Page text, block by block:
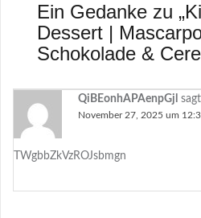
Ein Gedanke zu „
Dessert |
Schokolade &
QiBEonhAPAenpGjl
November 27, 2025 um
TWgbbZkVzROJsbmgn